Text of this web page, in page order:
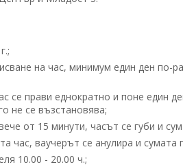
на час, минимум един ден по-
се прави еднократно и поне един
не се възстановява;
от 15 минути, часът се губи и
час, ваучерът се анулира и сумата
10.00 - 20.00 ч.;